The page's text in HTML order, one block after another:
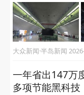
大众新闻·
一年省出147万
多项节能黑科技